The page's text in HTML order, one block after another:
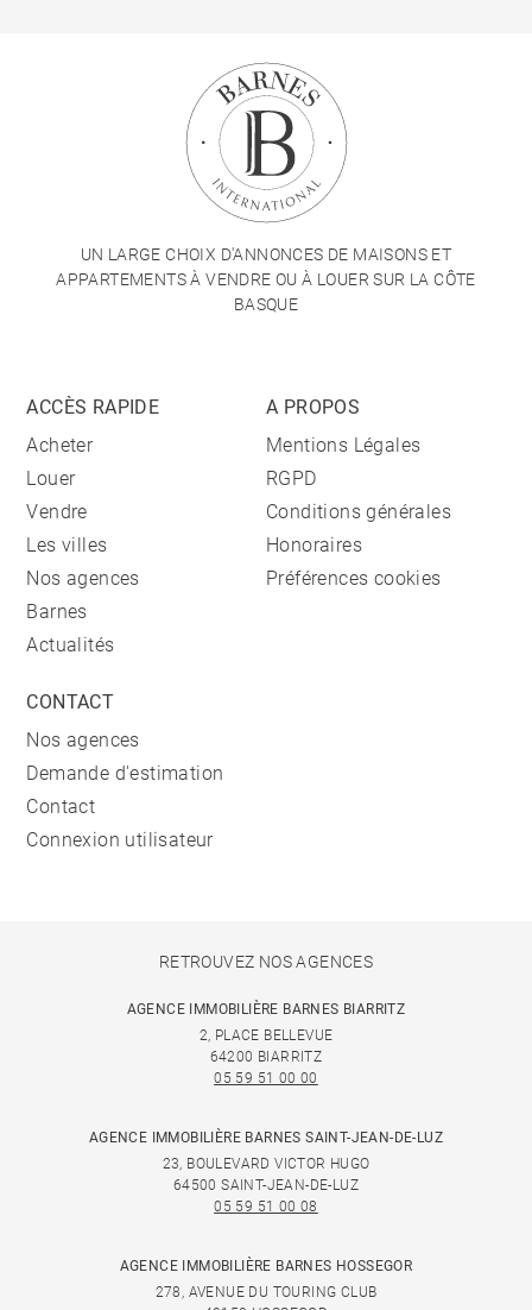
UN LARGE CHOIX D'ANNONCES DE MAISONS ET
APPARTEMENTS À VENDRE OU À LOUER SUR LA CÔTE
BASQUE
ACCÈS RAPIDE
Acheter
Louer
Vendre
Les villes
Nos agences
Barnes
Actualités
A PROPOS
Mentions Légales
RGPD
Conditions générales
Honoraires
Préférences cookies
CONTACT
Nos agences
Demande d'estimation
Contact
Connexion utilisateur
RETROUVEZ NOS AGENCES
AGENCE IMMOBILIÈRE BARNES BIARRITZ
2, PLACE BELLEVUE
64200 BIARRITZ
05 59 51 00 00
AGENCE IMMOBILIÈRE BARNES SAINT-JEAN-DE-LUZ
23, BOULEVARD VICTOR HUGO
64500 SAINT-JEAN-DE-LUZ
05 59 51 00 08
AGENCE IMMOBILIÈRE BARNES HOSSEGOR
278, AVENUE DU TOURING CLUB